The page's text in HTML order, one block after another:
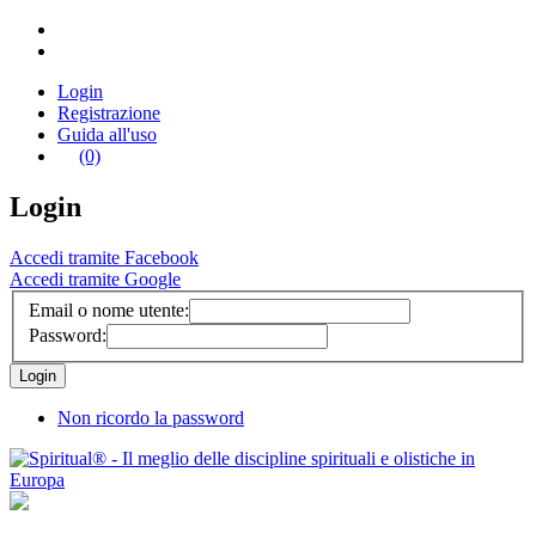
Login
Registrazione
Guida all'uso
(0)
Login
Accedi tramite Facebook
Accedi tramite Google
Email o nome utente:
Password:
Non ricordo la password